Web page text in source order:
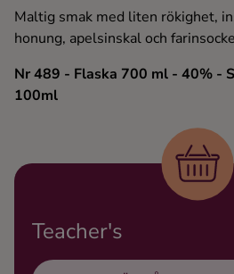
Vodka
Whisky
Maltig smak med liten rökighet,
honung, apelsinskal och
Nr 489 - Flaska 700 ml - 40% -
100ml
Teacher's